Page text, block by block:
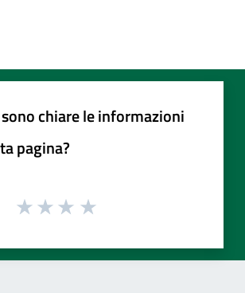
chiare le informazioni
pagina?